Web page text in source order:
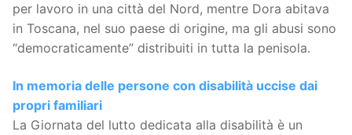
per lavoro in una città del Nord, mentre Dora abitava
in Toscana, nel suo paese di origine, ma gli abusi sono
“democraticamente” distribuiti in tutta la penisola.
In memoria delle persone con disabilità uccise dai
propri familiari
La Giornata del lutto dedicata alla disabilità è un